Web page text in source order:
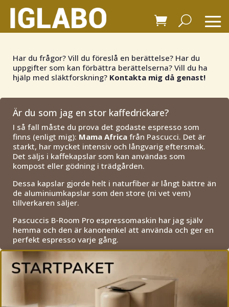
Har du frågor? Vill du föreslå en berättelse? Har du
uppgifter som kan förbättra berättelserna? Vill du ha
hjälp med släktforskning? Kontakta mig då genast!
Är du som jag en stor kaffedrickare?
I så fall måste du prova det godaste espresso som
finns (enligt mig): Mama Africa från Pascucci. Det är
starkt, har mycket intensiv och långvarig eftersmak.
Det säljs i kaffekapslar som kan användas som
kompost eller gödning i trädgården.
Dessa kapslar gjorde helt i naturfiber är långt bättre än
de aluminiumkapslar som den store (ni vet vem)
tillverkaren säljer.
Pascuccis B-Room Pro espressomaskin har jag själv
hemma och den är kanonenkel att använda och ger en
perfekt espresso varje gång.